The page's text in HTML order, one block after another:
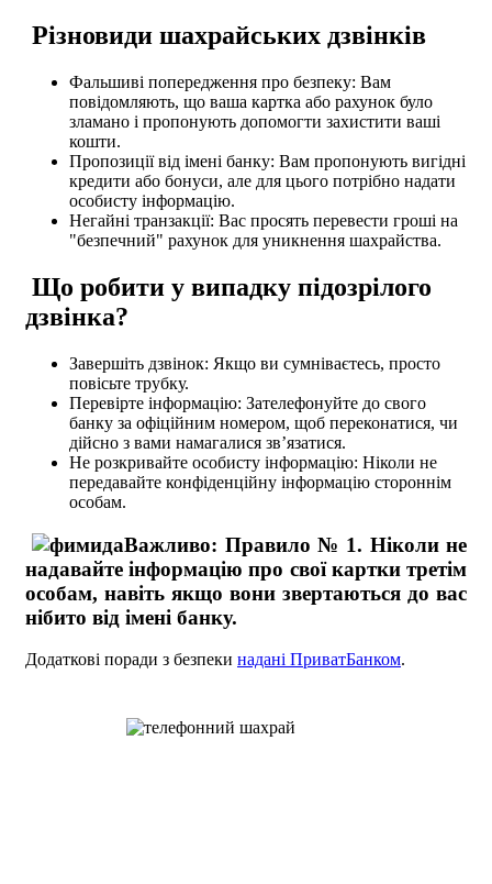
Різновиди шахрайських дзвінків
Фальшиві попередження про безпеку: Вам
повідомляють, що ваша картка або рахунок було
зламано і пропонують допомогти захистити ваші
кошти.
Пропозиції від імені банку: Вам пропонують вигідні
кредити або бонуси, але для цього потрібно надати
особисту інформацію.
Негайні транзакції: Вас просять перевести гроші на
"безпечний" рахунок для уникнення шахрайства.
Що робити у випадку підозрілого
дзвінка?
Завершіть дзвінок: Якщо ви сумніваєтесь, просто
повісьте трубку.
Перевірте інформацію: Зателефонуйте до свого
банку за офіційним номером, щоб переконатися, чи
дійсно з вами намагалися зв’язатися.
Не розкривайте особисту інформацію: Ніколи не
передавайте конфіденційну інформацію стороннім
особам.
Важливо: Правило № 1. Ніколи не
надавайте інформацію про свої картки третім
особам, навіть якщо вони звертаються до вас
нібито від імені банку.
Додаткові поради з безпеки надані ПриватБанком.